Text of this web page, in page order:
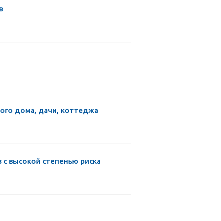
дома, дачи, коттеджа
высокой степенью риска